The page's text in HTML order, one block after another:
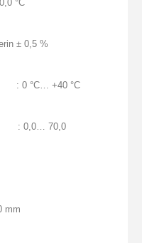
°C
± 0,5 %
: 0 °C… +40 °C
: 0,0… 70,0
mm